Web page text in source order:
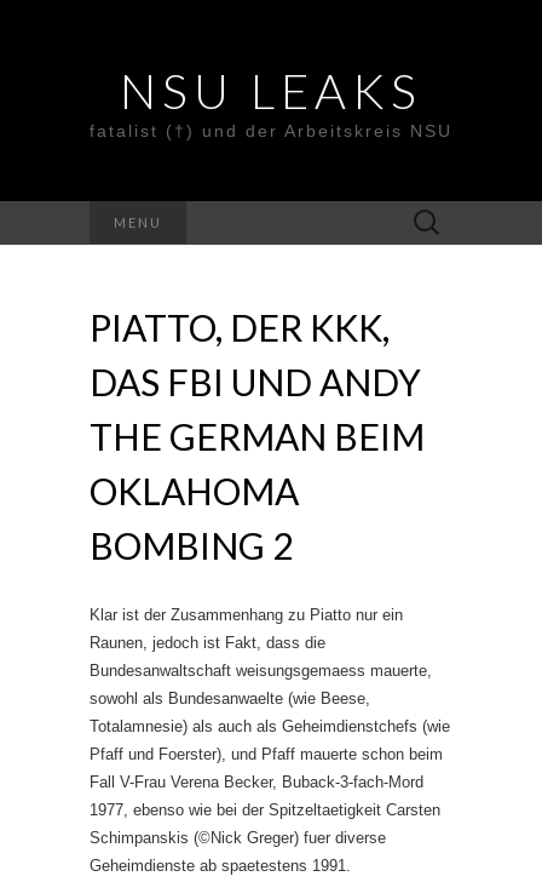
NSU LEAKS
fatalist (†) und der Arbeitskreis NSU
MENU
Suche
nach:
PIATTO, DER KKK,
DAS FBI UND ANDY
THE GERMAN BEIM
OKLAHOMA
BOMBING 2
Klar ist der Zusammenhang zu Piatto nur ein
Raunen, jedoch ist Fakt, dass die
Bundesanwaltschaft weisungsgemaess mauerte,
sowohl als Bundesanwaelte (wie Beese,
Totalamnesie) als auch als Geheimdienstchefs (wie
Pfaff und Foerster), und Pfaff mauerte schon beim
Fall V-Frau Verena Becker, Buback-3-fach-Mord
1977, ebenso wie bei der Spitzeltaetigkeit Carsten
Schimpanskis (©Nick Greger) fuer diverse
Geheimdienste ab spaetestens 1991.